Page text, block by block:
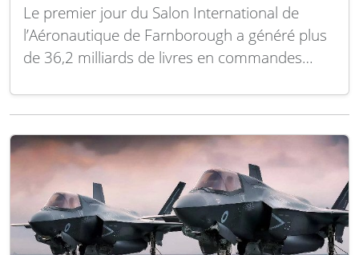
Le premier jour du Salon International de
l’Aéronautique de Farnborough a généré plus
de 36,2 milliards de livres en commandes
avec 234 commandes fermes d’appareils, soit
jour du salon précédent, selon l’association
professionnelle ADS. Ce carnet…Lire la suite